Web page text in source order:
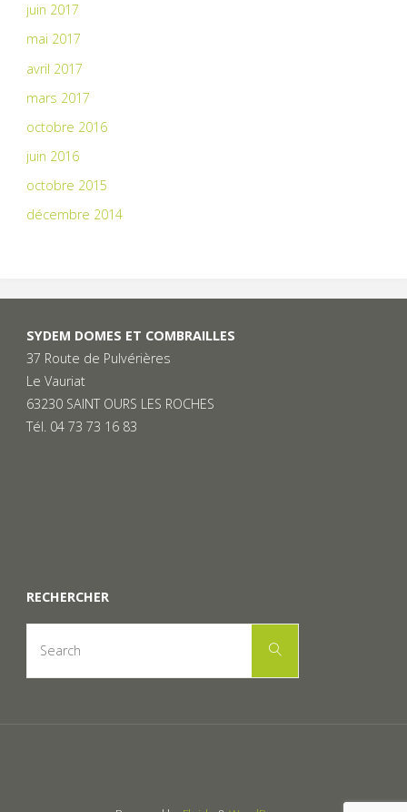
juin 2017
mai 2017
avril 2017
mars 2017
octobre 2016
juin 2016
octobre 2015
décembre 2014
SYDEM DOMES ET COMBRAILLES
37 Route de Pulvérières
Le Vauriat
63230 SAINT OURS LES ROCHES
Tél. 04 73 73 16 83
RECHERCHER
Search